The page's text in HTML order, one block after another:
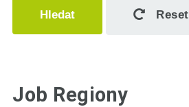
Hledat Reset
Job Regiony